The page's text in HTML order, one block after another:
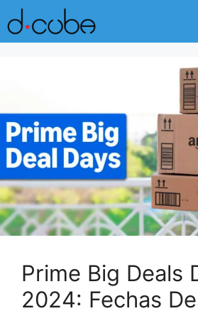
Skip
to
content
Prime Big Deals
2024: Fechas